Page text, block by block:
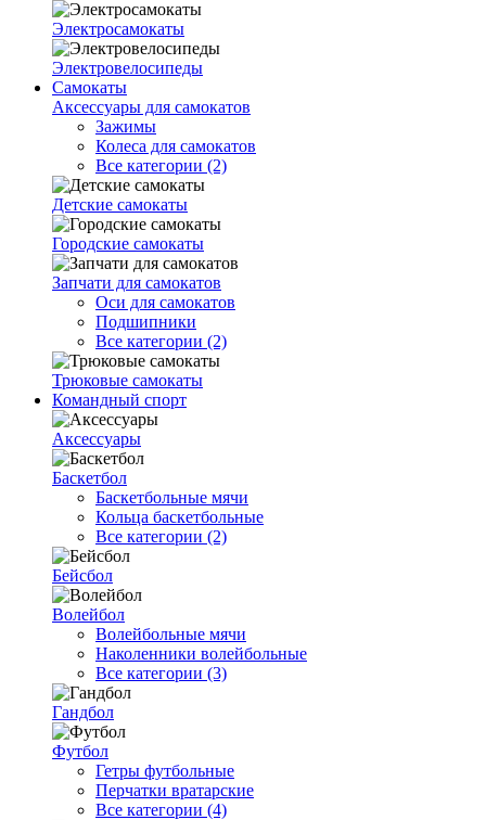
Электросамокаты
Электровелосипеды
Самокаты
Аксессуары для самокатов
Зажимы
Колеса для самокатов
Все категории (2)
Детские самокаты
Городские самокаты
Запчати для самокатов
Оси для самокатов
Подшипники
Все категории (2)
Трюковые самокаты
Командный спорт
Аксессуары
Баскетбол
Баскетбольные мячи
Кольца баскетбольные
Все категории (2)
Бейсбол
Волейбол
Волейбольные мячи
Наколенники волейбольные
Все категории (3)
Гандбол
Футбол
Гетры футбольные
Перчатки вратарские
Все категории (4)